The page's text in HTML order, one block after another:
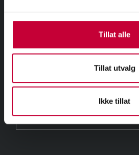
Tillat alle
Tillat utvalg
Ikke tillat